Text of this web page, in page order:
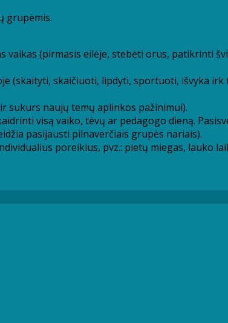
grupėmis.
(pirmasis eilėje, stebėti orus, patikrinti
(skaityti, skaičiuoti, lipdyti, sportuoti, išvyka
sukurs naujų temų aplinkos pažinimui).
visą vaiko, tėvų ar pedagogo dieną.
pasijausti pilnaverčiais grupės nariais).
poreikius, pvz.: pietų miegas, lauko